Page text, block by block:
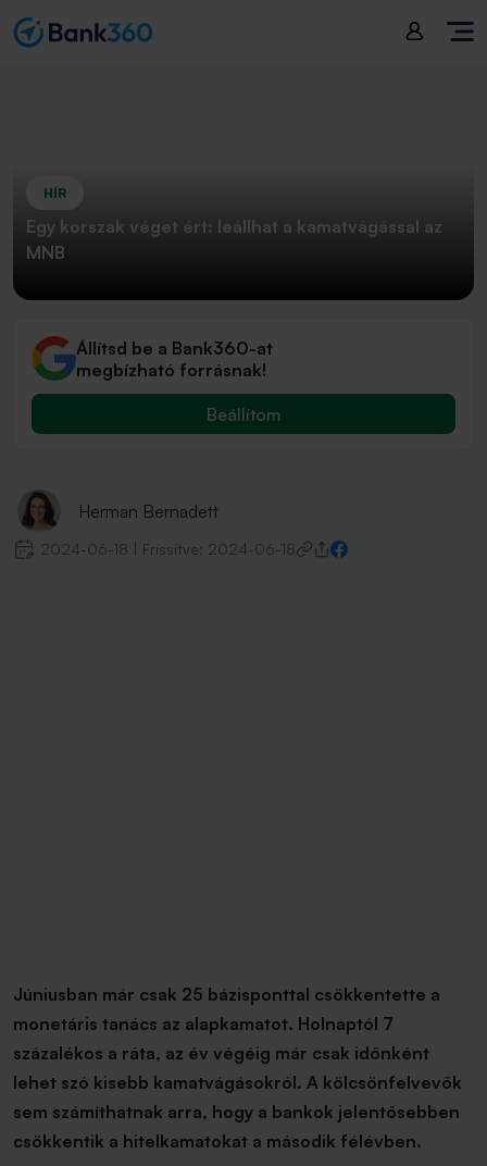
HÍR
Egy korszak véget ért: leállhat a kamatvágással az
MNB
Állítsd be a Bank360-at
megbízható forrásnak!
Beállítom
Herman Bernadett
2024-06-18 Frissítve: 2024-06-18
Júniusban már csak 25 bázisponttal csökkentette a
monetáris tanács az alapkamatot. Holnaptól 7
százalékos a ráta, az év végéig már csak időnként
lehet szó kisebb kamatvágásokról. A kölcsönfelvevők
sem számíthatnak arra, hogy a bankok jelentősebben
csökkentik a hitelkamatokat a második félévben.